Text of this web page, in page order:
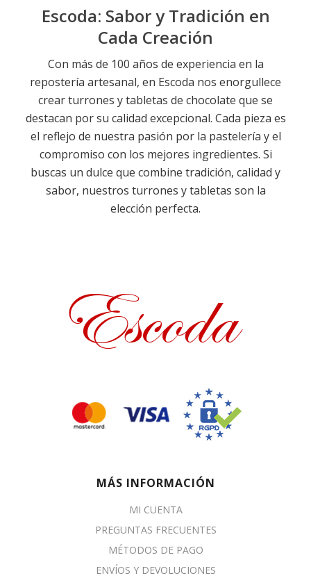
Escoda: Sabor y Tradición en
Cada Creación
Con más de 100 años de experiencia en la
repostería artesanal, en Escoda nos enorgullece
crear turrones y tabletas de chocolate que se
destacan por su calidad excepcional. Cada pieza es
el reflejo de nuestra pasión por la pastelería y el
compromiso con los mejores ingredientes. Si
buscas un dulce que combine tradición, calidad y
sabor, nuestros turrones y tabletas son la
elección perfecta.
MÁS INFORMACIÓN
MI CUENTA
PREGUNTAS FRECUENTES
MÉTODOS DE PAGO
ENVÍOS Y DEVOLUCIONES